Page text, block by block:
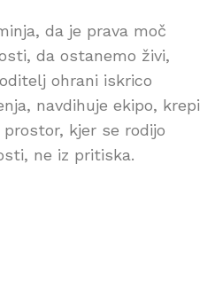
da je prava moč
da ostanemo živi,
ohrani iskrico
navdihuje ekipo, krepi
kjer se rodijo
ne iz pritiska.